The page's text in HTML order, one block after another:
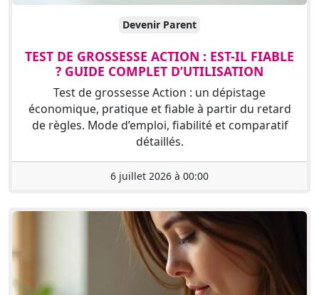
Devenir Parent
TEST DE GROSSESSE ACTION : EST-IL FIABLE
? GUIDE COMPLET D’UTILISATION
Test de grossesse Action : un dépistage
économique, pratique et fiable à partir du retard
de règles. Mode d’emploi, fiabilité et comparatif
détaillés.
6 juillet 2026 à 00:00